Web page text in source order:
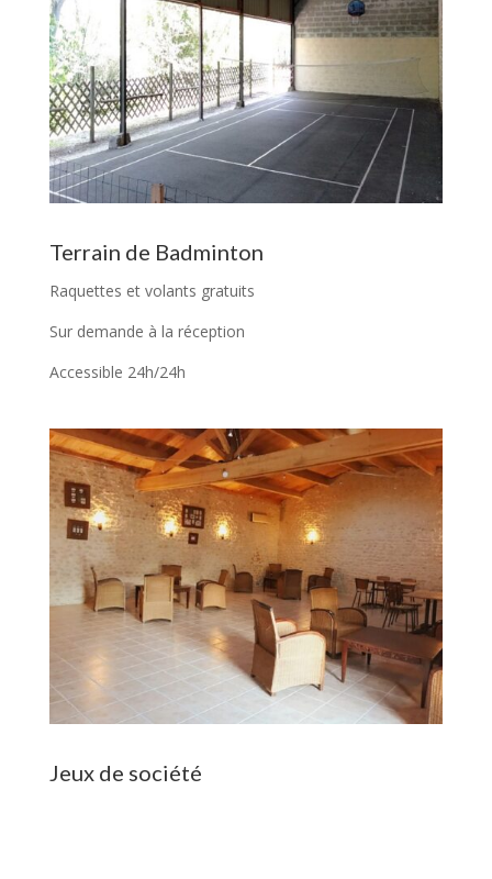
Terrain de Badminton
Raquettes et volants gratuits
Sur demande à la réception
Accessible 24h/24h
Jeux de société